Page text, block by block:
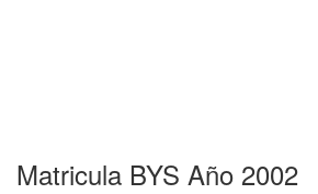
Matricula BYS Año 2002